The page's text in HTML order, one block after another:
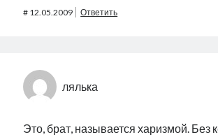
# 12.05.2009 Ответить
лялька
Это, брат, называется харизмой. Без